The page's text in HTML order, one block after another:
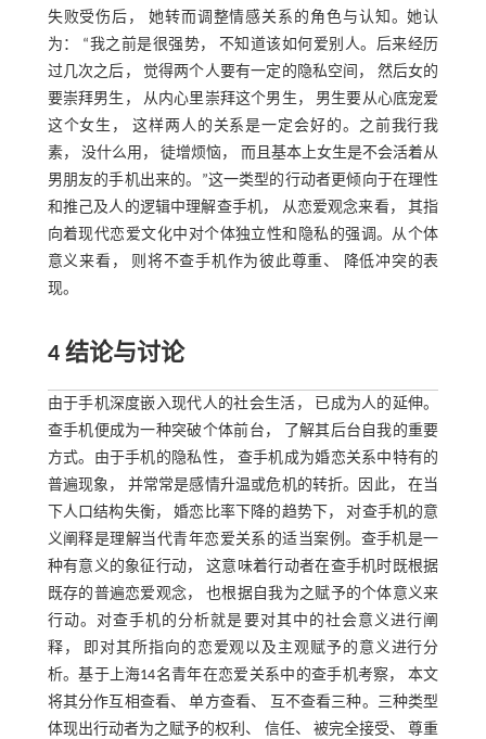
失败受伤后， 她转而调整情感关系的角色与认知。她认
为： “我之前是很强势， 不知道该如何爱别人。后来经历
过几次之后， 觉得两个人要有一定的隐私空间， 然后女的
要崇拜男生， 从内心里崇拜这个男生， 男生要从心底宠爱
这个女生， 这样两人的关系是一定会好的。之前我行我
素， 没什么用， 徒增烦恼， 而且基本上女生是不会活着从
男朋友的手机出来的。”这一类型的行动者更倾向于在理性
和推己及人的逻辑中理解查手机， 从恋爱观念来看， 其指
向着现代恋爱文化中对个体独立性和隐私的强调。从个体
意义来看， 则将不查手机作为彼此尊重、 降低冲突的表
现。
4 结论与讨论
由于手机深度嵌入现代人的社会生活， 已成为人的延伸。
查手机便成为一种突破个体前台， 了解其后台自我的重要
方式。由于手机的隐私性， 查手机成为婚恋关系中特有的
普遍现象， 并常常是感情升温或危机的转折。因此， 在当
下人口结构失衡， 婚恋比率下降的趋势下， 对查手机的意
义阐释是理解当代青年恋爱关系的适当案例。查手机是一
种有意义的象征行动， 这意味着行动者在查手机时既根据
既存的普遍恋爱观念， 也根据自我为之赋予的个体意义来
行动。对查手机的分析就是要对其中的社会意义进行阐
释， 即对其所指向的恋爱观以及主观赋予的意义进行分
析。基于上海14名青年在恋爱关系中的查手机考察， 本文
将其分作互相查看、 单方查看、 互不查看三种。三种类型
体现出行动者为之赋予的权利、 信任、 被完全接受、 尊重